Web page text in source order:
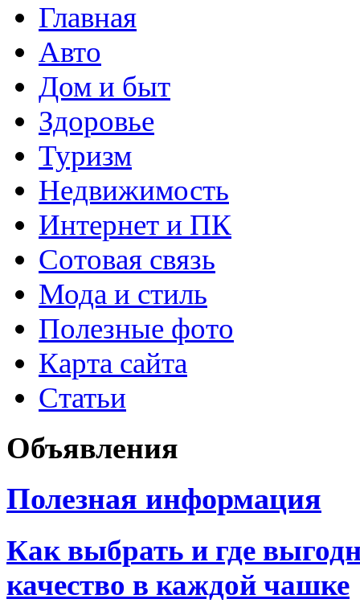
Главная
Авто
Дом и быт
Здоровье
Туризм
Недвижимость
Интернет и ПК
Сотовая связь
Мода и стиль
Полезные фото
Карта сайта
Статьи
Объявления
Полезная информация
Как выбрать и где
качество в каждой чашке